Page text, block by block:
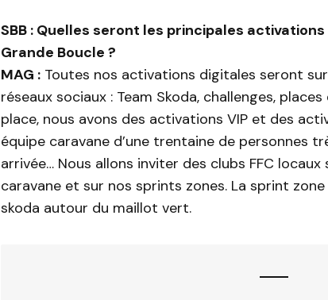
SBB : Quelles seront les principales
Grande Boucle ?
MAG : Toutes nos activations digitales seront sur
réseaux sociaux : Team Skoda, challenges,
place, nous avons des activations VIP et des
équipe caravane d’une trentaine de personnes
arrivée… Nous allons inviter des clubs FFC
caravane et sur nos sprints zones. La sprint
skoda autour du maillot vert.